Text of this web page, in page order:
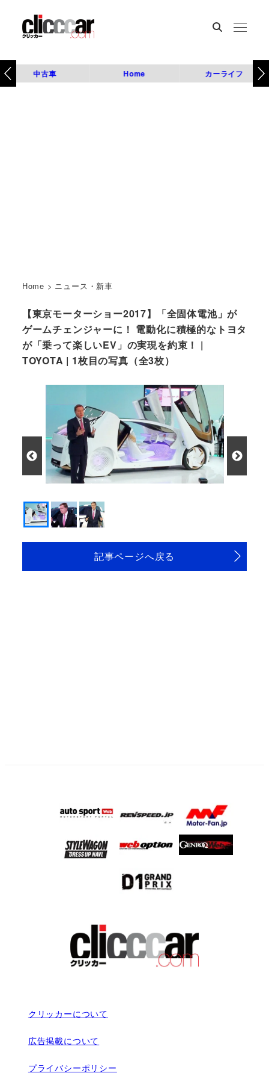
中古車 Home カーライフ
Home > ニュース・新車
【東京モーターショー2017】「全固体電池」が
ゲームチェンジャーに！ 電動化に積極的なトヨタ
が「乗って楽しいEV」の実現を約束！ |
TOYOTA | 1枚目の写真（全3枚）
記事ページへ戻る
クリッカーについて
広告掲載について
プライバシーポリシー